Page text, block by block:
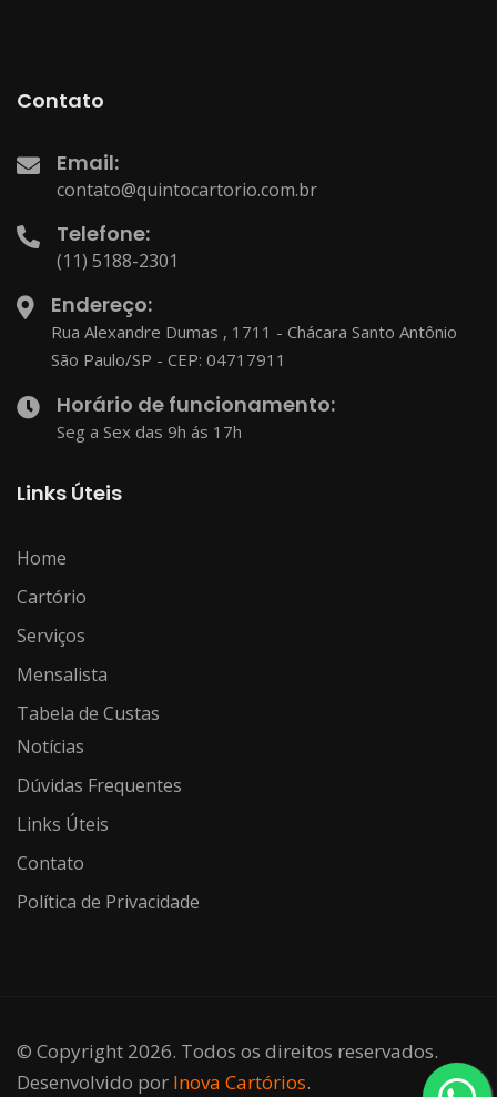
Contato
Email:
contato@quintocartorio.com.br
Telefone:
(11) 5188-2301
Endereço:
Rua Alexandre Dumas , 1711 - Chácara Santo Antônio
São Paulo/SP - CEP: 04717911
Horário de funcionamento:
Seg a Sex das 9h ás 17h
Links Úteis
Home
Cartório
Serviços
Mensalista
Tabela de Custas
Notícias
Dúvidas Frequentes
Links Úteis
Contato
Política de Privacidade
© Copyright 2026. Todos os direitos reservados.
Desenvolvido por Inova Cartórios.